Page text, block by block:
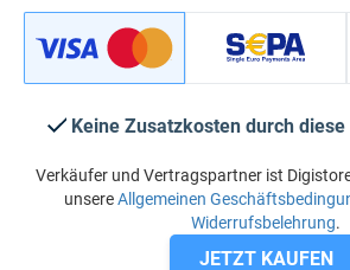
Keine Zusatzkosten durch
Verkäufer und Vertragspartner ist
unsereAllgemeinen
Widerrufsbelehrung.
JETZT KAUFEN